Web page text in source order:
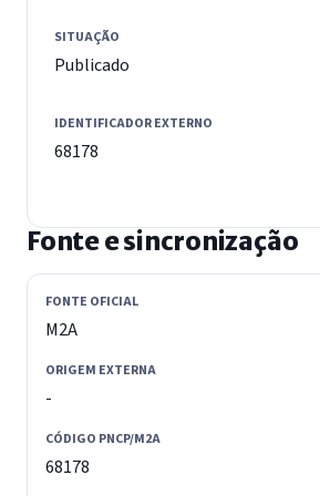
SITUAÇÃO
Publicado
IDENTIFICADOR EXTERNO
68178
Fonte e sincronização
FONTE OFICIAL
M2A
ORIGEM EXTERNA
-
CÓDIGO PNCP/M2A
68178